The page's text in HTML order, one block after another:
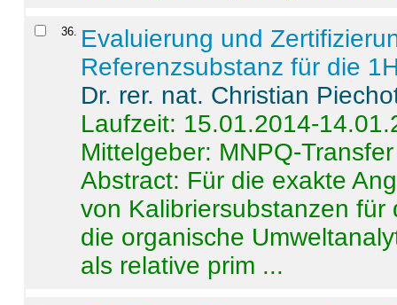
36. Evaluierung und
Referenzsubstanz für die
Dr. rer. nat. Christian
Laufzeit: 15.01.2014-
Mittelgeber: MNPQ-Transfer
Abstract: Für die exakte
von Kalibriersubstanzen
die organische
als relative prim ...